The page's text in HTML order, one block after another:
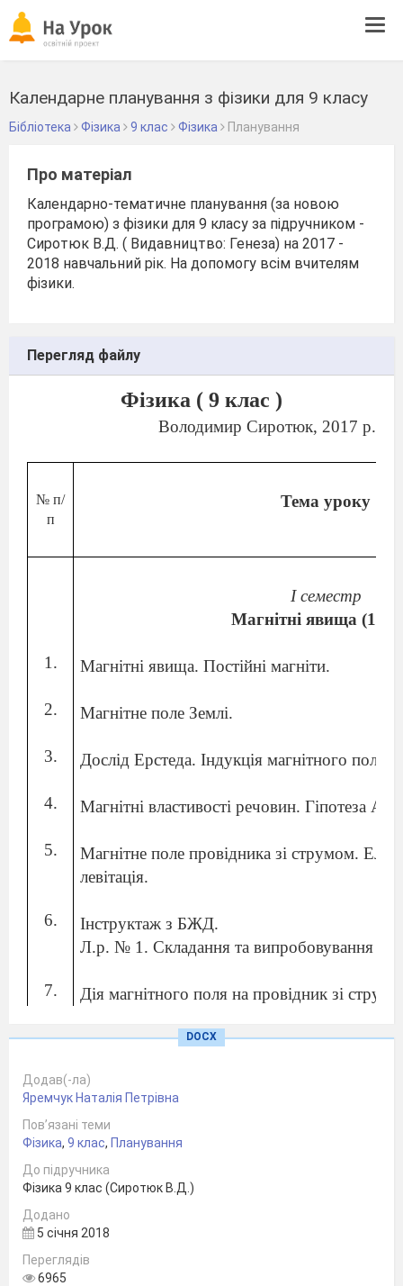
Календарне планування з фізики для 9 класу
Бібліотека Фізика 9 клас Фізика Планування
Про матеріал
Календарно-тематичне планування (за новою
програмою) з фізики для 9 класу за підручником -
Сиротюк В.Д. ( Видавництво: Генеза) на 2017 -
2018 навчальний рік. На допомогу всім вчителям
фізики.
Перегляд файлу
Фізика ( 9 клас )
Володимир Сиротюк, 2017 р.
№ п/
п
Тема уроку
1.
2.
3.
4.
5.
6.
7.
8.
9.
10.
11.
12.
13.
І семестр
Магнітні явища (17
Магнітні явища. Постійні магніти.
Магнітне поле Землі.
Дослід Ерстеда. Індукція магнітного поля.
Магнітні властивості речовин. Гіпотеза
Магнітне поле провідника зі струмом.
левітація.
Інструктаж з БЖД.
Л.р. № 1. Складання та випробовування
Дія магнітного поля на провідник зі
Розв’язування завдань.
Електричні двигуни. Гучномовці.
Розв’язування завдань.
Розв’язування завдань. Самостійна робота.
Явище електромагнітна індукція. Досліди
DOCX
Додав(-ла)
Яремчук Наталія Петрівна
Пов’язані теми
Фізика, 9 клас, Планування
До підручника
Фізика 9 клас (Сиротюк В.Д.)
Додано
5 січня 2018
Переглядів
6965